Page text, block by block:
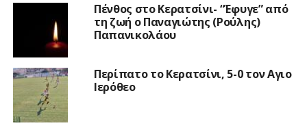
Πένθος στο Κερατσίνι- “Έφυγε” από
τη ζωή ο Παναγιώτης (Ρούλης)
Παπανικολάου
Περίπατο το Κερατσίνι, 5-0 τον Αγιο
Ιερόθεο